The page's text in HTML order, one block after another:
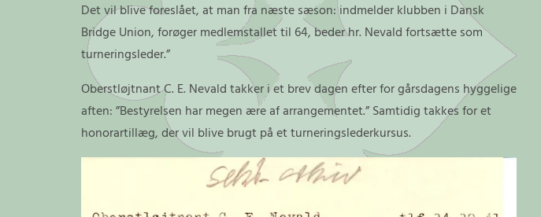
Det vil blive foreslået, at man fra næste sæson: indmelder klubben i Dansk
Bridge Union, forøger medlemstallet til 64, beder hr. Nevald fortsætte som
turneringsleder.”
Oberstløjtnant C. E. Nevald takker i et brev dagen efter for gårsdagens hyggelige
aften: ”Bestyrelsen har megen ære af arrangementet.” Samtidig takkes for et
honorartillæg, der vil blive brugt på et turneringslederkursus.